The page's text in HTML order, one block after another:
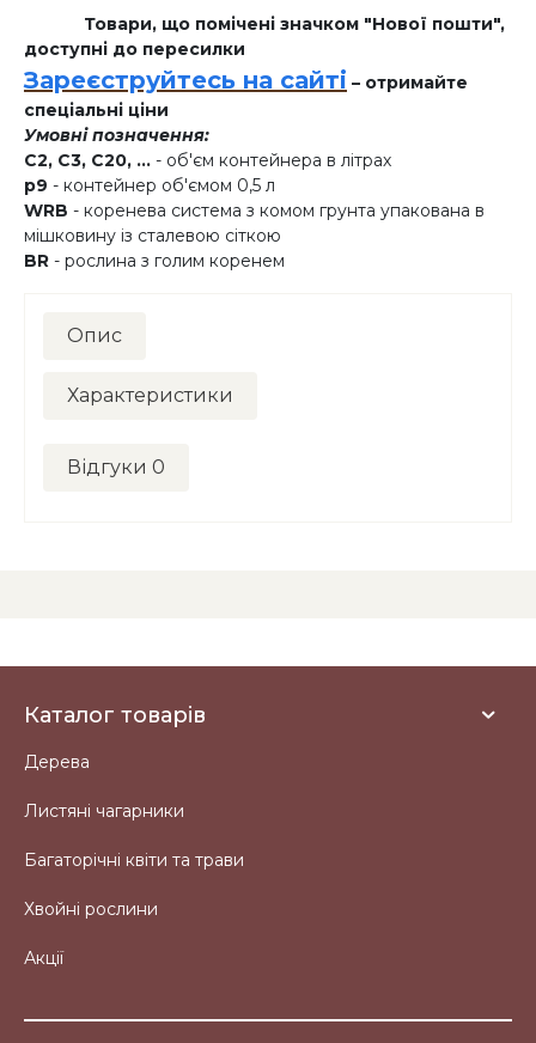
Товари, що помічені значком "Нової пошти",
доступні до пересилки
Зареєструйтесь на сайті – отримайте
спеціальні ціни
Умовні позначення:
C2, C3, C20, ... - об'єм контейнера в літрах
p9 - контейнер об'ємом 0,5 л
WRB - коренева система з комом грунта упакована в
мішковину із сталевою сіткою
BR - рослина з голим коренем
Опис
Характеристики
Відгуки 0
Каталог товарів
Дерева
Листяні чагарники
Багаторічні квіти та трави
Хвойні рослини
Акції